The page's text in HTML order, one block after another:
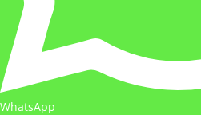
WhatsApp